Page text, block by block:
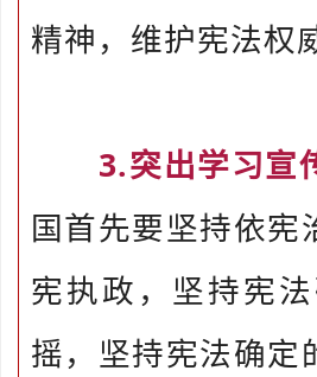
精神，维护宪法权
3.突出学习宣
国首先要坚持依
宪执政，坚持宪
摇，坚持宪法确定